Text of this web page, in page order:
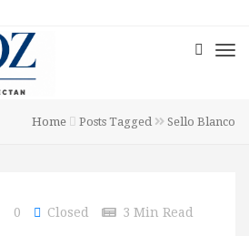
Home Posts Tagged Sello Blanco
0 Closed 3 Min Read